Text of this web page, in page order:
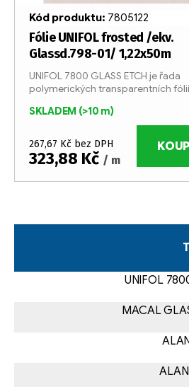
d
ů
Fólie UNIFOL frosted /ekv.
Glassd.798-01/ 1,22x50m
SKLADEM (>10 m)
267,67 Kč bez DPH
323,88 Kč / m
UNIFOL 7800 GLASS ETCH je řada
polymerických transparentních fólií
Kód produktu: 7805122
v
á
UNIFOL
MACAL